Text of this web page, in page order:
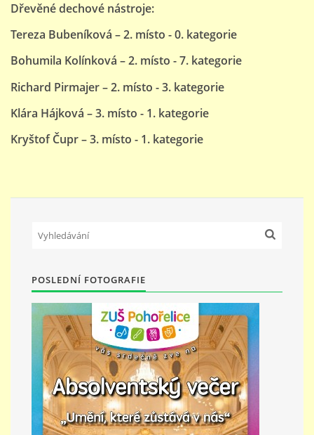
Dřevěné dechové nástroje:
Tereza Bubeníková – 2. místo - 0. kategorie
Bohumila Kolínková – 2. místo - 7. kategorie
Richard Pirmajer – 2. místo - 3. kategorie
Klára Hájková – 3. místo - 1. kategorie
Kryštof Čupr – 3. místo - 1. kategorie
POSLEDNÍ FOTOGRAFIE